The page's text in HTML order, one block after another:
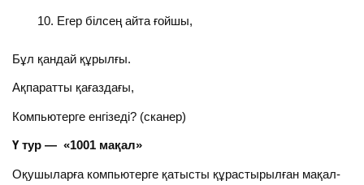
Егер білсең айта ғойшы,
Бұл қандай құрылғы.
Ақпаратты қағаздағы,
Компьютерге енгізеді? (сканер)
Ү тур — «1001 мақал»
Оқушыларға компьютерге қатысты құрастырылған мақал-